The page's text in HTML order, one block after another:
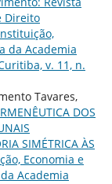
Direito
da Academia
v. 11, n.
Tavares,
DOS
SIMÉTRICA ÀS
Economia e
Academia